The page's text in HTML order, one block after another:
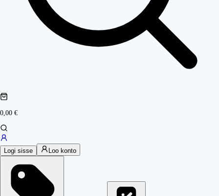
0,00 €
Logi sisse Loo konto